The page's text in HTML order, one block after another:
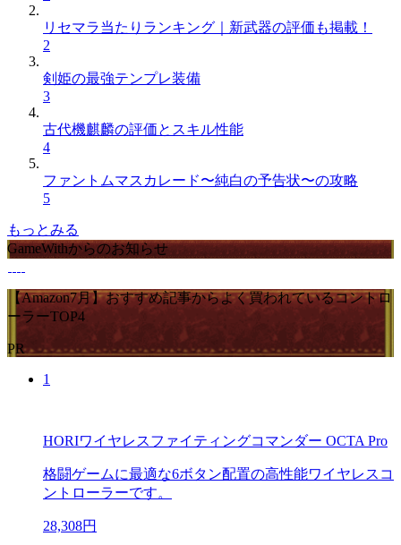
リセマラ当たりランキング｜新武器の評価も掲載！
2
剣姫の最強テンプレ装備
3
古代機麒麟の評価とスキル性能
4
ファントムマスカレード〜純白の予告状〜の攻略
5
もっとみる
GameWithからのお知らせ
【Amazon7月】おすすめ記事からよく買われているコントロ
ーラーTOP4
PR
1
HORIワイヤレスファイティングコマンダー OCTA Pro
格闘ゲームに最適な6ボタン配置の高性能ワイヤレスコ
ントローラーです。
28,308円